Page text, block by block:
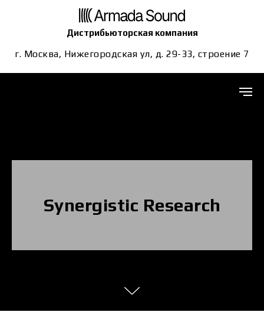
Дистрибьюторская компания
г. Москва, Нижегородская ул, д. 29-33, строение 7
Synergistic Research